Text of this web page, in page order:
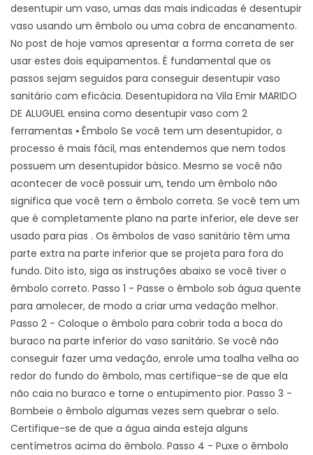
desentupir um vaso, umas das mais indicadas é desentupir
vaso usando um êmbolo ou uma cobra de encanamento.
No post de hoje vamos apresentar a forma correta de ser
usar estes dois equipamentos. É fundamental que os
passos sejam seguidos para conseguir desentupir vaso
sanitário com eficácia. Desentupidora na Vila Emir MARIDO
DE ALUGUEL ensina como desentupir vaso com 2
ferramentas ⦁ Êmbolo Se você tem um desentupidor, o
processo é mais fácil, mas entendemos que nem todos
possuem um desentupidor básico. Mesmo se você não
acontecer de você possuir um, tendo um êmbolo não
significa que você tem o êmbolo correta. Se você tem um
que é completamente plano na parte inferior, ele deve ser
usado para pias . Os êmbolos de vaso sanitário têm uma
parte extra na parte inferior que se projeta para fora do
fundo. Dito isto, siga as instruções abaixo se você tiver o
êmbolo correto. Passo 1 - Passe o êmbolo sob água quente
para amolecer, de modo a criar uma vedação melhor.
Passo 2 - Coloque o êmbolo para cobrir toda a boca do
buraco na parte inferior do vaso sanitário. Se você não
conseguir fazer uma vedação, enrole uma toalha velha ao
redor do fundo do êmbolo, mas certifique-se de que ela
não caia no buraco e torne o entupimento pior. Passo 3 -
Bombeie o êmbolo algumas vezes sem quebrar o selo.
Certifique-se de que a água ainda esteja alguns
centímetros acima do êmbolo. Passo 4 - Puxe o êmbolo